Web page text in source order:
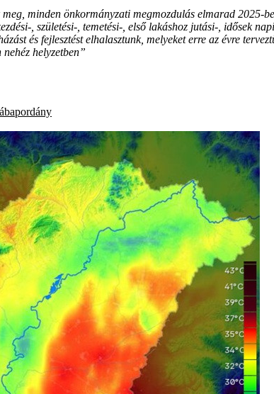
minden önkormányzati megmozdulás elmarad 2025-
, születési-, temetési-, első lakáshoz jutási-, idősek
és fejlesztést elhalasztunk, melyeket erre az évre
helyzetben”